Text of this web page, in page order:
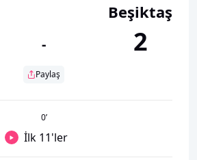
-
Paylaş
Beşiktaş
2
0’
İlk 11'ler